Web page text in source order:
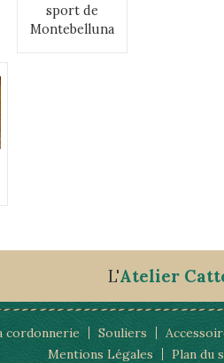
sport de
Montebelluna
L'Atelier
cordonnerie Souliers
Mentions Légales
Plan du